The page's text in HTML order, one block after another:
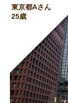
東京都Aさん
25歳